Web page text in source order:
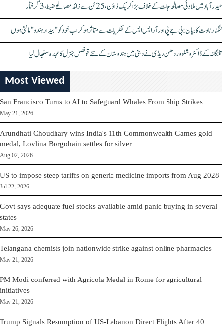
حیدرآباد میں ملاوٹی مصالحہ جات کے خلاف بڑا کریک ڈاؤن، 25 ٹن سے زائد مصالحے ضبط، 3 گرفتار
کنگنا رناوت کا بیان: بی جے پی اور آر ایس ایس کے نظریات سے متاثر ہو کر اب خود کو "بیدار ہندو" مانتی ہوں
تلنگانہ کے ڈاکٹر وشنو وردھن ریڈی نے دبئی میں ہندوستان کے نئے قونصل جنرل کا عہدہ سنبھال لیا
Most Viewed
San Francisco Turns to AI to Safeguard Whales From Ship Strikes
May 21, 2026
Arundhati Choudhary wins India's 11th Commonwealth Games gold
medal, Lovlina Borgohain settles for silver
Aug 02, 2026
US to impose steep tariffs on generic medicine imports from Aug 2028
Jul 22, 2026
Govt says adequate fuel stocks available amid panic buying in several
states
May 26, 2026
Telangana chemists join nationwide strike against online pharmacies
May 21, 2026
PM Modi conferred with Agricola Medal in Rome for agricultural
initiatives
May 21, 2026
Trump Signals Resumption of US-Lebanon Direct Flights After 40